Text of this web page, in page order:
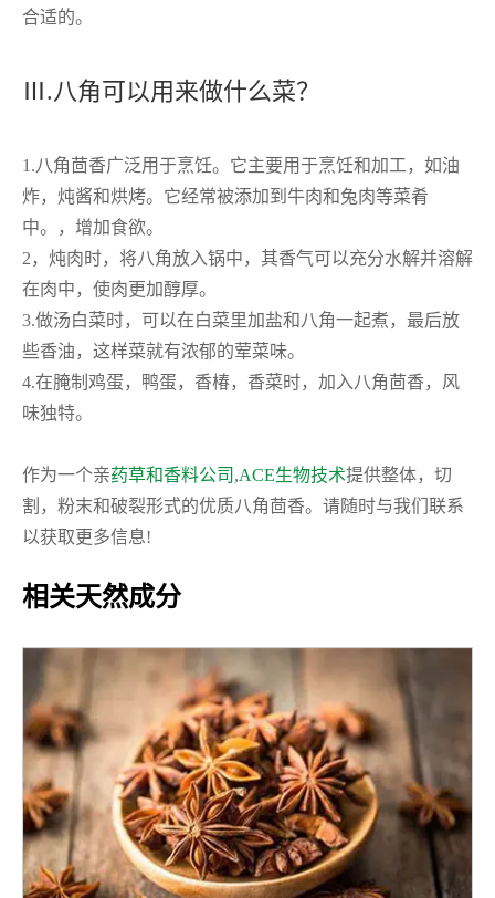
合适的。
Ⅲ.八角可以用来做什么菜？
1.八角茴香广泛用于烹饪。它主要用于烹饪和加工，如油
炸，炖酱和烘烤。它经常被添加到牛肉和兔肉等菜肴
中。，增加食欲。
2，炖肉时，将八角放入锅中，其香气可以充分水解并溶解
在肉中，使肉更加醇厚。
3.做汤白菜时，可以在白菜里加盐和八角一起煮，最后放
些香油，这样菜就有浓郁的荤菜味。
4.在腌制鸡蛋，鸭蛋，香椿，香菜时，加入八角茴香，风
味独特。
作为一个亲药草和香料公司 ,ACE生物技术提供整体，切
割，粉末和破裂形式的优质八角茴香。请随时与我们联系
以获取更多信息!
相关天然成分